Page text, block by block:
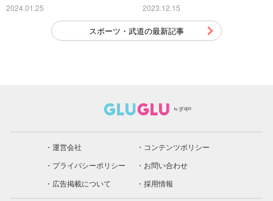
2024.01.25 2023.12.15
スポーツ・武道の最新記事
運営会社
コンテンツポリシー
プライバシーポリシー
お問い合わせ
広告掲載について
採用情報